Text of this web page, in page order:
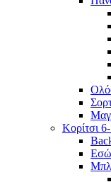
Κορίτσι